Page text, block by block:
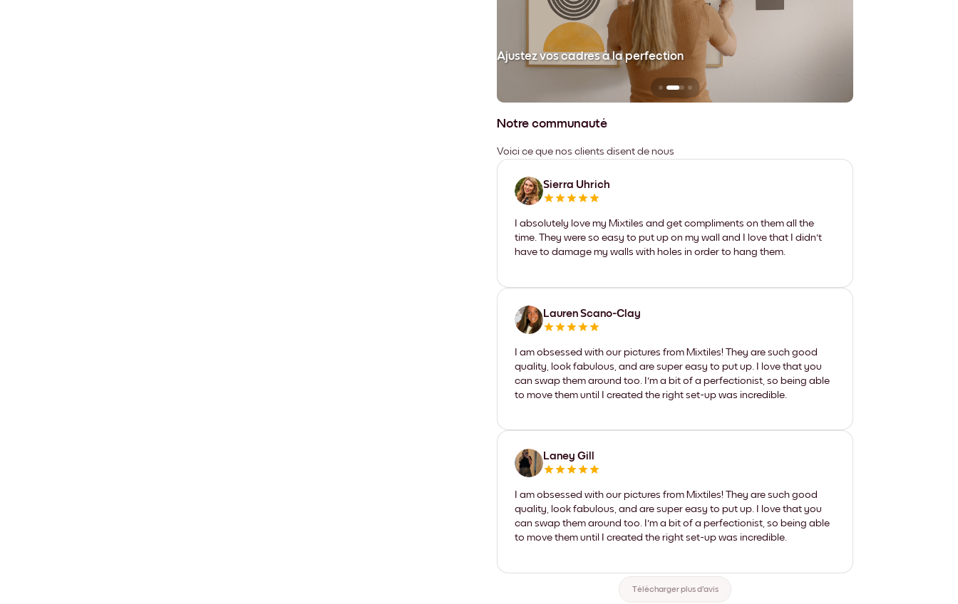
Ajustez vos cadres à la perfection
Notre communauté
Voici ce que nos clients disent de nous
Sierra Uhrich
I absolutely love my Mixtiles and get compliments on them all the
time. They were so easy to put up on my wall and I love that I didn't
have to damage my walls with holes in order to hang them.
Lauren Scano-Clay
I am obsessed with our pictures from Mixtiles! They are such good
quality, look fabulous, and are super easy to put up. I love that you
can swap them around too. I'm a bit of a perfectionist, so being able
to move them until I created the right set-up was incredible.
Laney Gill
I am obsessed with our pictures from Mixtiles! They are such good
quality, look fabulous, and are super easy to put up. I love that you
can swap them around too. I'm a bit of a perfectionist, so being able
to move them until I created the right set-up was incredible.
Télécharger plus d'avis